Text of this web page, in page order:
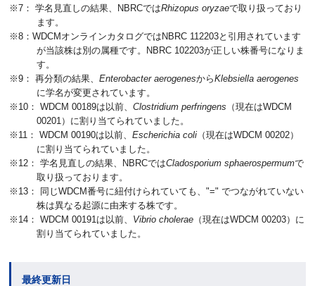
※7： 学名見直しの結果、NBRCではRhizopus oryzaeで取り扱っており
ます。
※8：WDCMオンラインカタログではNBRC 112203と引用されています
が当該株は別の属種です。NBRC 102203が正しい株番号になりま
す。
※9： 再分類の結果、Enterobacter aerogenesからKlebsiella aerogenes
に学名が変更されています。
※10： WDCM 00189は以前、Clostridium perfringens （現在はWDCM
00201）に割り当てられていました。
※11： WDCM 00190は以前、Escherichia coli （現在はWDCM 00202）
に割り当てられていました。
※12： 学名見直しの結果、NBRCではCladosporium sphaerospermumで
取り扱っております。
※13： 同じWDCM番号に紐付けられていても、"=" でつながれていない
株は異なる起源に由来する株です。
※14： WDCM 00191は以前、 Vibrio cholerae （現在はWDCM 00203）に
割り当てられていました。
最終更新日